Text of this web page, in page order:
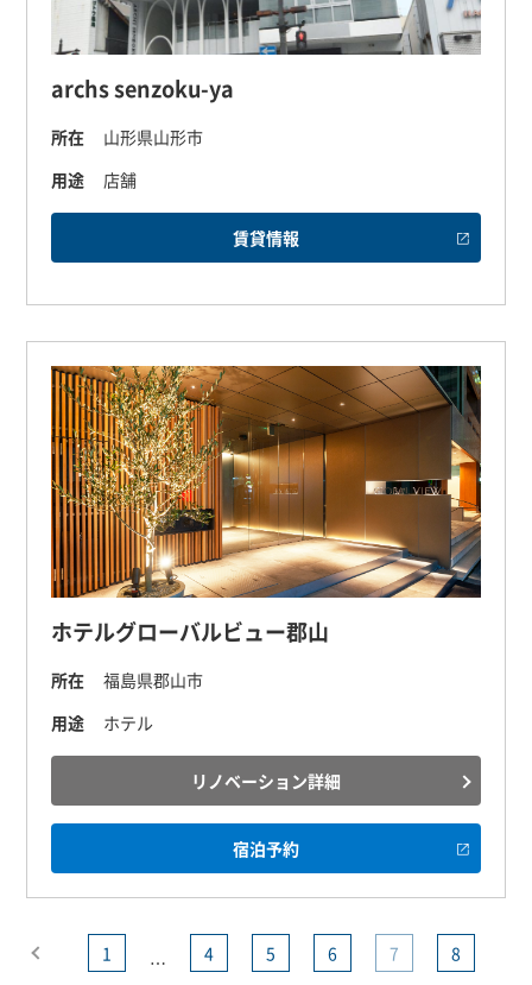
archs senzoku-ya
所在
山形県山形市
用途
店舗
賃貸情報
ホテルグローバルビュー郡山
所在
福島県郡山市
用途
ホテル
リノベーション詳細
宿泊予約
1 … 4 5 6 7 8